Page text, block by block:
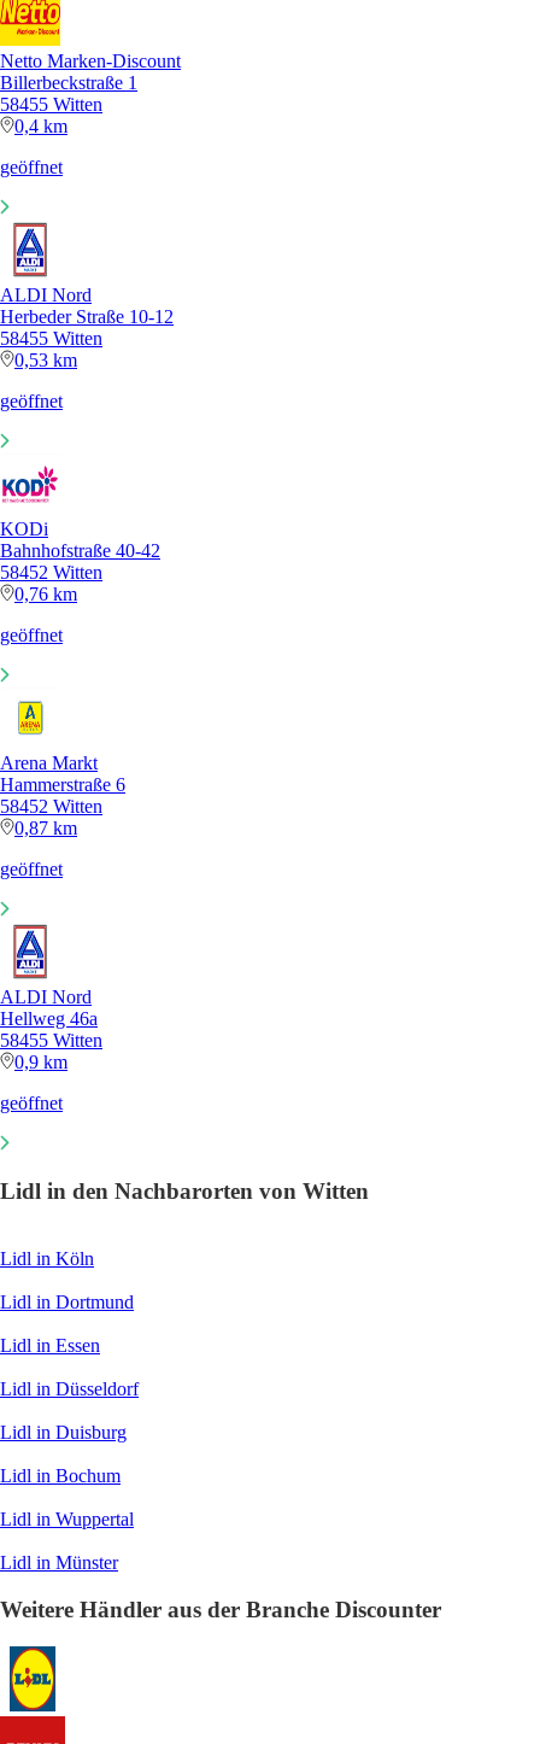
Netto Marken-Discount
Billerbeckstraße 1
58455 Witten
0,4 km
geöffnet
ALDI Nord
Herbeder Straße 10-12
58455 Witten
0,53 km
geöffnet
KODi
Bahnhofstraße 40-42
58452 Witten
0,76 km
geöffnet
Arena Markt
Hammerstraße 6
58452 Witten
0,87 km
geöffnet
ALDI Nord
Hellweg 46a
58455 Witten
0,9 km
geöffnet
Lidl in den Nachbarorten von Witten
Lidl in Köln
Lidl in Dortmund
Lidl in Essen
Lidl in Düsseldorf
Lidl in Duisburg
Lidl in Bochum
Lidl in Wuppertal
Lidl in Münster
Weitere Händler aus der Branche Discounter